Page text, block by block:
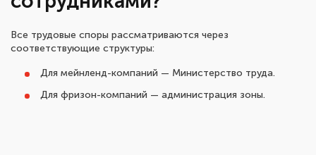
Все трудовые споры рассматриваются через
соответствующие структуры:
Для мейнленд-компаний — Министерство труда.
Для фризон-компаний — администрация зоны.